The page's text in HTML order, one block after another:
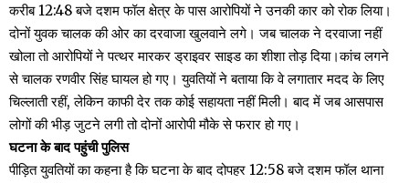
करीब 12:48 बजे दशम फॉल क्षेत्र के पास आरोपियों ने उनकी कार को रोक लिया।
दोनों युवक चालक की ओर का दरवाजा खुलवाने लगे। जब चालक ने दरवाजा नहीं
खोला तो आरोपियों ने पत्थर मारकर ड्राइवर साइड का शीशा तोड़ दिया।कांच लगने
से चालक रणवीर सिंह घायल हो गए। युवतियों ने बताया कि वे लगातार मदद के लिए
चिल्लाती रहीं, लेकिन काफी देर तक कोई सहायता नहीं मिली। बाद में जब आसपास
लोगों की भीड़ जुटने लगी तो दोनों आरोपी मौके से फरार हो गए।
घटना के बाद पहुंची पुलिस
पीड़ित युवतियों का कहना है कि घटना के बाद दोपहर 12:58 बजे दशम फॉल थाना